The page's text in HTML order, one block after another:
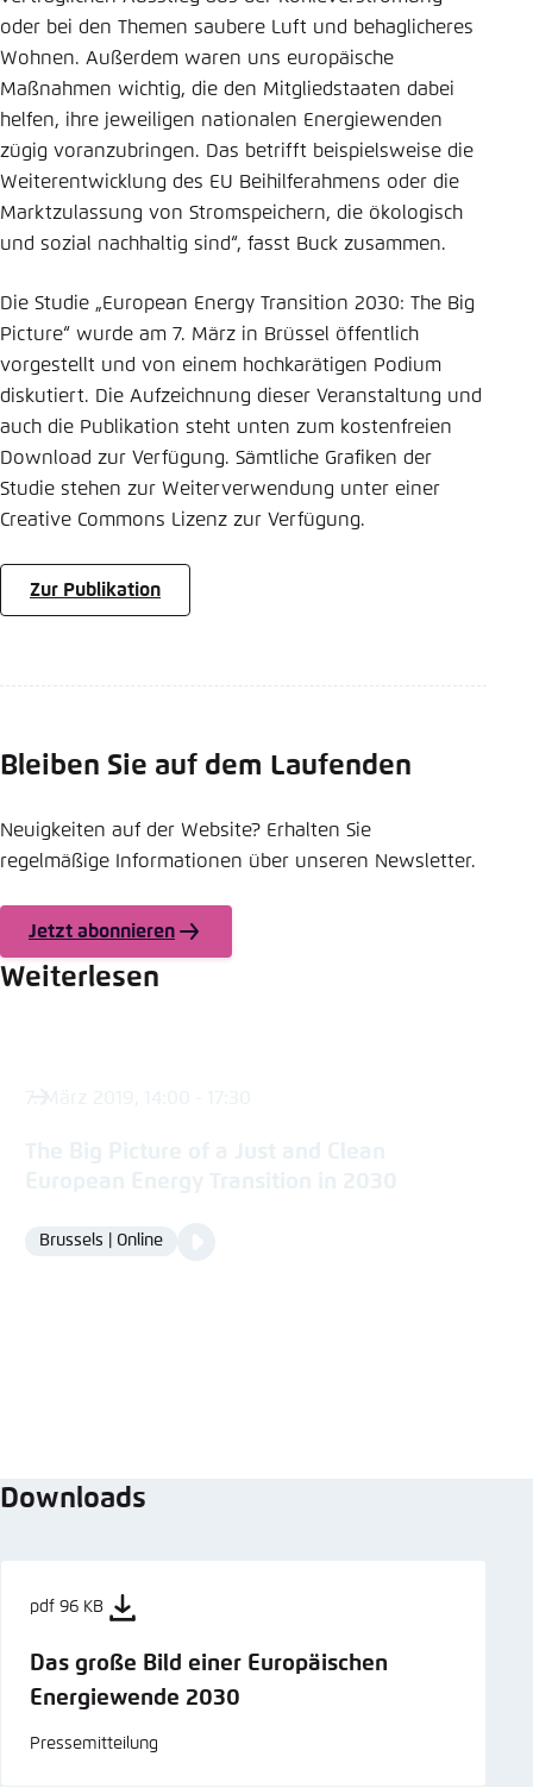
oder bei den Themen saubere Luft und behaglicheres
Wohnen. Außerdem waren uns europäische
Maßnahmen wichtig, die den Mitgliedstaaten dabei
helfen, ihre jeweiligen nationalen Energiewenden
zügig voranzubringen. Das betrifft beispielsweise die
Weiterentwicklung des EU Beihilferahmens oder die
Marktzulassung von Stromspeichern, die ökologisch
und sozial nachhaltig sind“, fasst Buck zusammen.
Die Studie „European Energy Transition 2030: The Big
Picture“ wurde am 7. März in Brüssel öffentlich
vorgestellt und von einem hochkarätigen Podium
diskutiert. Die Aufzeichnung dieser Veranstaltung und
auch die Publikation steht unten zum kostenfreien
Download zur Verfügung. Sämtliche Grafiken der
Studie stehen zur Weiterverwendung unter einer
Creative Commons Lizenz zur Verfügung.
Zur Publikation
Bleiben Sie auf dem Laufenden
Neuigkeiten auf der Website? Erhalten Sie
regelmäßige Informationen über unseren Newsletter.
Jetzt abonnieren
Weiterlesen
Location
Brussels | Online
Downloads
pdf 96 KB
Das große Bild einer Europäischen
Energiewende 2030
Pressemitteilung